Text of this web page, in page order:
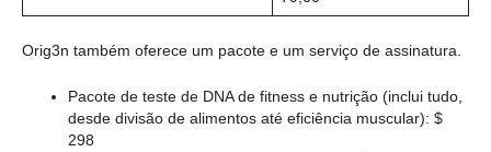
Orig3n também oferece um pacote e um serviço de assinatura.
Pacote de teste de DNA de fitness e nutrição (inclui tudo,
desde divisão de alimentos até eficiência muscular): $
298